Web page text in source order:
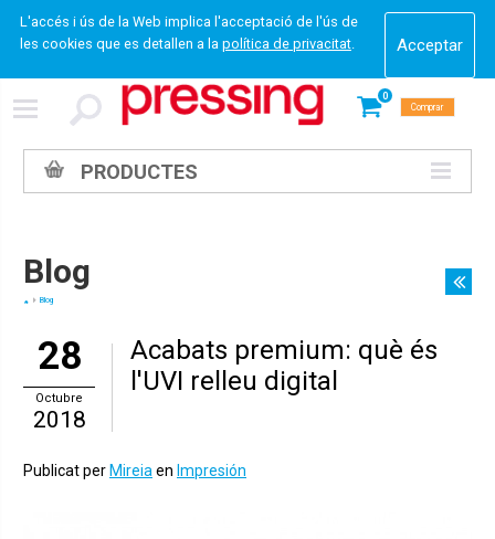
L'accés i ús de la Web implica l'acceptació de l'ús de
les cookies que es detallen a la política de privacitat.
0
Comprar
PRODUCTES
Blog
Blog
28
Octubre
2018
Acabats premium: què és
l'UVI relleu digital
Publicat per Mireiaen Impresión